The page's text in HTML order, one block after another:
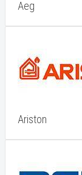
Aeg
Ariston